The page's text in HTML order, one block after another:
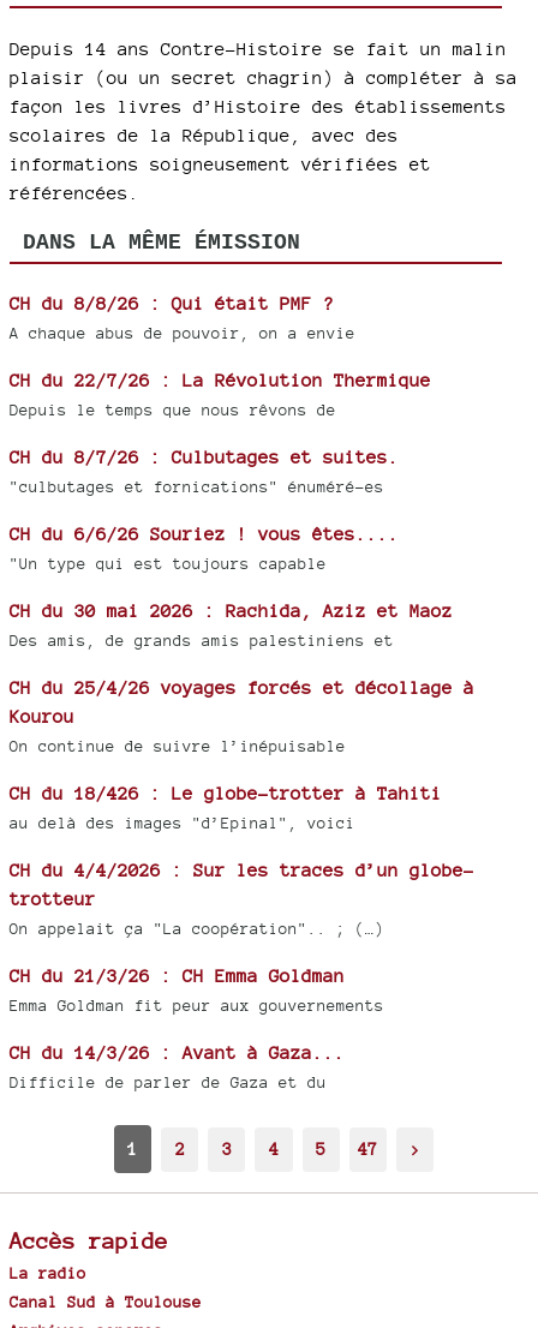
Depuis 14 ans Contre-Histoire se fait un malin
plaisir (ou un secret chagrin) à compléter à sa
façon les livres d’Histoire des établissements
scolaires de la République, avec des
informations soigneusement vérifiées et
référencées.
DANS LA MÊME ÉMISSION
CH du 8/8/26 : Qui était PMF ?
A chaque abus de pouvoir, on a envie
CH du 22/7/26 : La Révolution Thermique
Depuis le temps que nous rêvons de
CH du 8/7/26 : Culbutages et suites.
"culbutages et fornications" énuméré-es
CH du 6/6/26 Souriez ! vous êtes....
"Un type qui est toujours capable
CH du 30 mai 2026 : Rachida, Aziz et Maoz
Des amis, de grands amis palestiniens et
CH du 25/4/26 voyages forcés et décollage à
Kourou
On continue de suivre l’inépuisable
CH du 18/426 : Le globe-trotter à Tahiti
au delà des images "d’Epinal", voici
CH du 4/4/2026 : Sur les traces d’un globe-
trotteur
On appelait ça "La coopération".. ; (…)
CH du 21/3/26 : CH Emma Goldman
Emma Goldman fit peur aux gouvernements
CH du 14/3/26 : Avant à Gaza...
Difficile de parler de Gaza et du
1 2 3 4 5 47 >
Accès rapide
La radio
Canal Sud à Toulouse